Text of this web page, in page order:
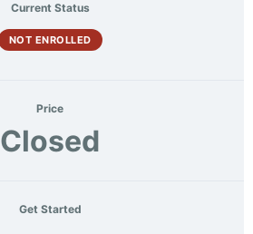
Current Status
NOT ENROLLED
Price
Closed
Get Started